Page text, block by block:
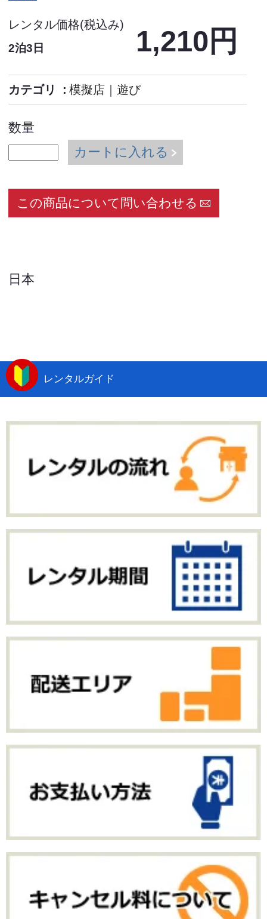
レンタル価格(税込み)
2泊3日 1,210円
カテゴリ 模擬店 遊び
数量
カートに入れる
この商品について問い合わせる
日本
レンタルガイド